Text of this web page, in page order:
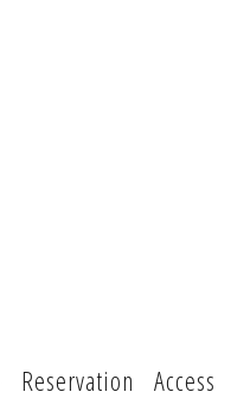
Reservation
Access